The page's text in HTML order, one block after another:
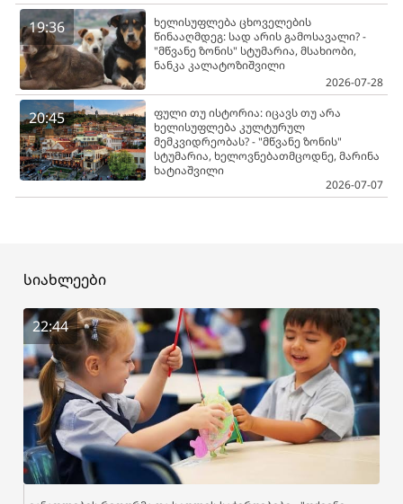
19:36
ხელისუფლება ცხოველების
წინააღმდეგ: სად არის გამოსავალი? -
"მწვანე ზონის" სტუმარია, მსახიობი,
ნანკა კალატოზიშვილი
2026-07-28
20:45
ფული თუ ისტორია: იცავს თუ არა
ხელისუფლება კულტურულ
მემკვიდრეობას? - "მწვანე ზონის"
სტუმარია, ხელოვნებათმცოდნე, მარინა
ხატიაშვილი
2026-07-07
სიახლეები
22:44